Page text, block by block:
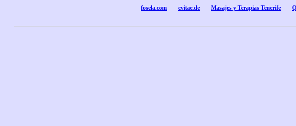
fosela.com cvitae.de Masajes y Terapias Tenerife